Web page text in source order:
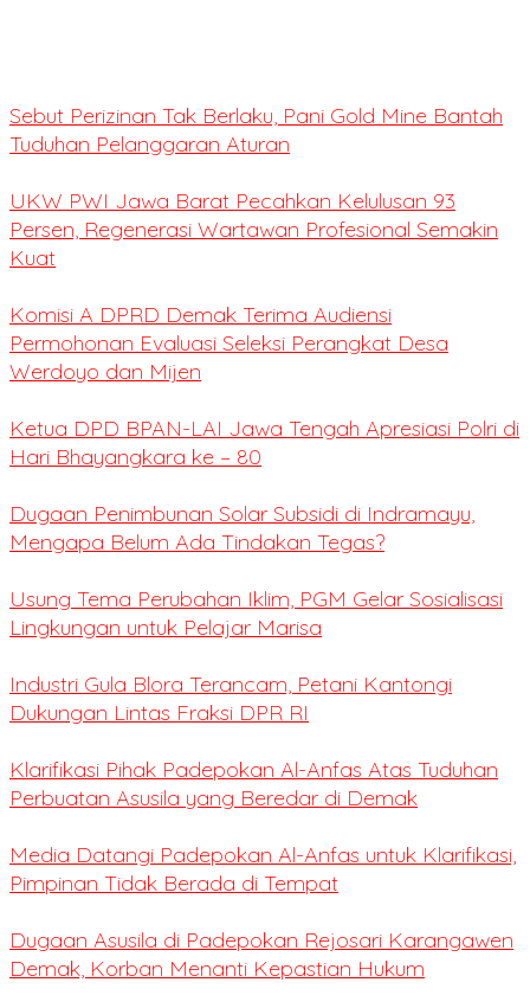
Sebut Perizinan Tak Berlaku, Pani Gold Mine Bantah
Tuduhan Pelanggaran Aturan
UKW PWI Jawa Barat Pecahkan Kelulusan 93
Persen, Regenerasi Wartawan Profesional Semakin
Kuat
Komisi A DPRD Demak Terima Audiensi
Permohonan Evaluasi Seleksi Perangkat Desa
Werdoyo dan Mijen
Ketua DPD BPAN-LAI Jawa Tengah Apresiasi Polri di
Hari Bhayangkara ke – 80
Dugaan Penimbunan Solar Subsidi di Indramayu,
Mengapa Belum Ada Tindakan Tegas?
Usung Tema Perubahan Iklim, PGM Gelar Sosialisasi
Lingkungan untuk Pelajar Marisa
Industri Gula Blora Terancam, Petani Kantongi
Dukungan Lintas Fraksi DPR RI
Klarifikasi Pihak Padepokan Al-Anfas Atas Tuduhan
Perbuatan Asusila yang Beredar di Demak
Media Datangi Padepokan Al-Anfas untuk Klarifikasi,
Pimpinan Tidak Berada di Tempat
Dugaan Asusila di Padepokan Rejosari Karangawen
Demak, Korban Menanti Kepastian Hukum